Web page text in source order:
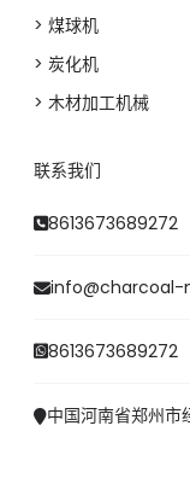
> 煤球机
> 炭化机
> 木材加工机械
联系我们
8613673689272
8613673689272
中国河南省郑州市